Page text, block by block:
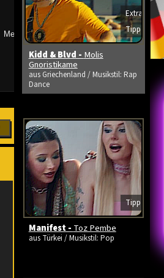
➔
Mehr neue Vids ansehen
Extra
Tipp
Kidd & Blvd - Molis
Gnoristikame
aus Griechenland / Musikstil: Rap
Dance
Tipp
Manifest - Toz Pembe
aus Türkei / Musikstil: Pop